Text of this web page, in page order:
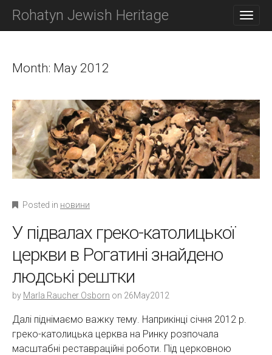
Rohatyn Jewish Heritage
Month: May 2012
Posted in новини
У підвалах греко-католицької
церкви в Рогатині знайдено
людські рештки
by Marla Raucher Osborn on 26May2012
Далі піднімаємо важку тему. Наприкінці січня 2012 р.
греко-католицька церква на Ринку розпочала
масштабні реставраційні роботи. Під церковною